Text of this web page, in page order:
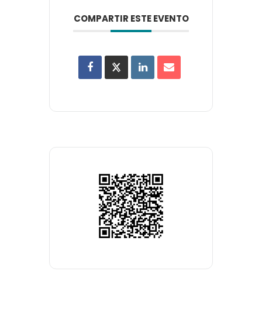
COMPARTIR ESTE EVENTO